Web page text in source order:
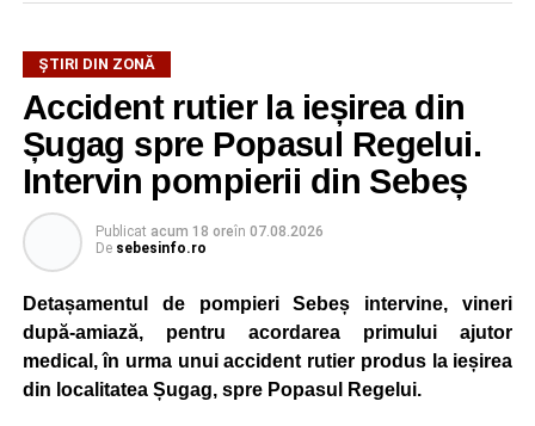
Festivalul este organizat de
Liberi, în parteneriat cuPrimăria Comunei Gârbova
Ordinul Cetății Mühlbach, iar accesul publicului va fi
gratuit pe întreaga durată a manifestării.
Cetatea Greavilor și zona centrală a comunei vor fi
transformate într-un spațiu dedicat Evului Mediu, unde
cavalerești, parade medievale, dansuri săsești și ateliere
interactive de meșteșuguri. Programul va fi completat de
concerte, recitaluri susținute de artiști locali și petreceri cu
DJ organizate în fiecare seară.
ȘTIRI DIN ZONĂ
Accident rutier la ieșirea din
Șugag spre Popasul Regelui.
Intervin pompierii din Sebeș
Publicat acum 18 oreîn 07.08.2026
De sebesinfo.ro
Detașamentul de pompieri Sebeș intervine, vineri
după-amiază, pentru acordarea primului ajutor
medical, în urma unui accident rutier produs la ieșirea
din localitatea Șugag, spre Popasul Regelui.